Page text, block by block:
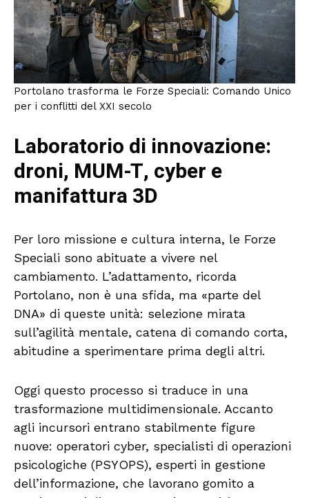
Portolano trasforma le Forze Speciali: Comando Unico
per i conflitti del XXI secolo
Laboratorio di innovazione:
droni, MUM-T, cyber e
manifattura 3D
Per loro missione e cultura interna, le Forze
Speciali sono abituate a vivere nel
cambiamento. L’adattamento, ricorda
Portolano, non è una sfida, ma «parte del
DNA» di queste unità: selezione mirata
sull’agilità mentale, catena di comando corta,
abitudine a sperimentare prima degli altri.
Oggi questo processo si traduce in una
trasformazione multidimensionale. Accanto
agli incursori entrano stabilmente figure
nuove: operatori cyber, specialisti di operazioni
psicologiche (PSYOPS), esperti in gestione
dell’informazione, che lavorano gomito a